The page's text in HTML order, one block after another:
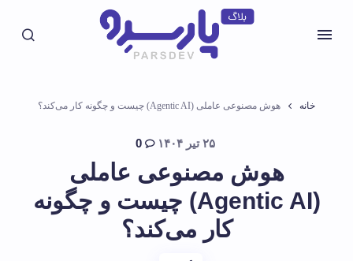
خانه هوش مصنوعی عاملی (Agentic AI) چیست و چگونه کار می‌کند؟
۲۵ تیر ۱۴۰۴ 0
هوش مصنوعی عاملی
(Agentic AI) چیست و چگونه
کار می‌کند؟